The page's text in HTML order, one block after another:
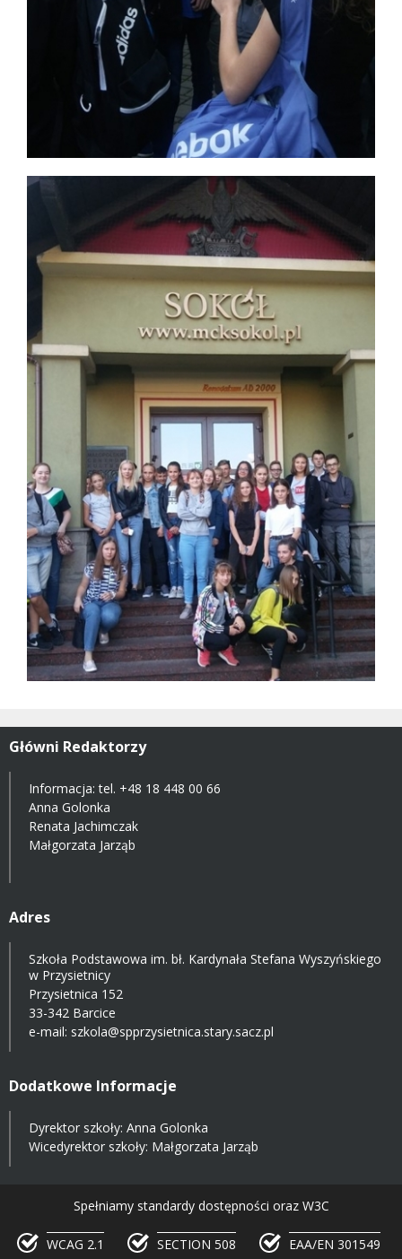
Główni Redaktorzy
Informacja: tel. +48 18 448 00 66
Anna Golonka
Renata Jachimczak
Małgorzata Jarząb
Adres
Szkoła Podstawowa im. bł. Kardynała Stefana Wyszyńskiego
w Przysietnicy
Przysietnica 152
33-342 Barcice
e-mail: szkola@spprzysietnica.stary.sacz.pl
Dodatkowe Informacje
Dyrektor szkoły: Anna Golonka
Wicedyrektor szkoły: Małgorzata Jarząb
Spełniamy standardy dostępności oraz W3C
WCAG 2.1 SECTION 508 EAA/EN 301549